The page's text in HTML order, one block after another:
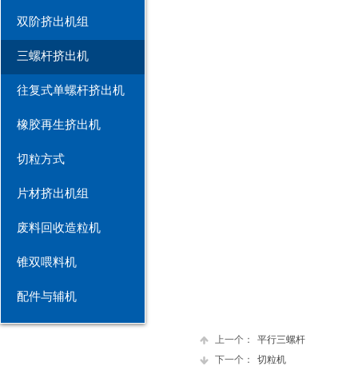
上一个：
平行三螺杆
下一个：
切粒机
双阶挤出机组
三螺杆挤出机
往复式单螺杆挤出机
橡胶再生挤出机
切粒方式
片材挤出机组
废料回收造粒机
锥双喂料机
配件与辅机